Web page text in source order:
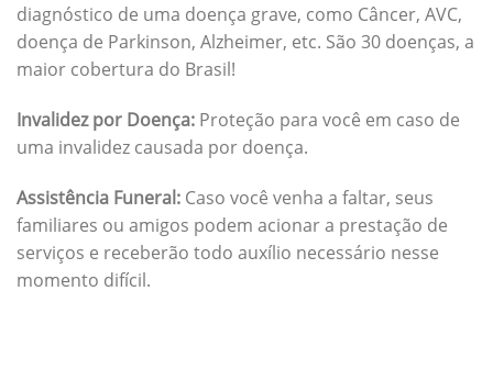
diagnóstico de uma doença grave, como Câncer, AVC,
doença de Parkinson, Alzheimer, etc. São 30 doenças, a
maior cobertura do Brasil!
Invalidez por Doença: Proteção para você em caso de
uma invalidez causada por doença.
Assistência Funeral: Caso você venha a faltar, seus
familiares ou amigos podem acionar a prestação de
serviços e receberão todo auxílio necessário nesse
momento difícil.